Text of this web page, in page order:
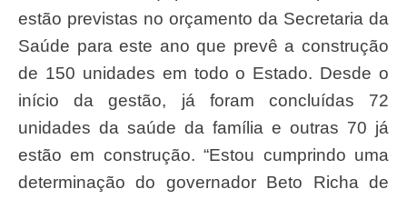
estão previstas no orçamento da Secretaria da
Saúde para este ano que prevê a construção
de 150 unidades em todo o Estado. Desde o
início da gestão, já foram concluídas 72
unidades da saúde da família e outras 70 já
estão em construção. “Estou cumprindo uma
determinação do governador Beto Richa de